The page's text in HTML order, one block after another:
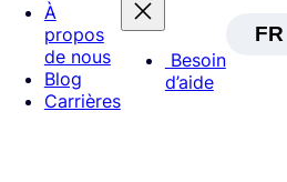
À
propos
de nous
Blog
Carrières
Besoin
d’aide
FR